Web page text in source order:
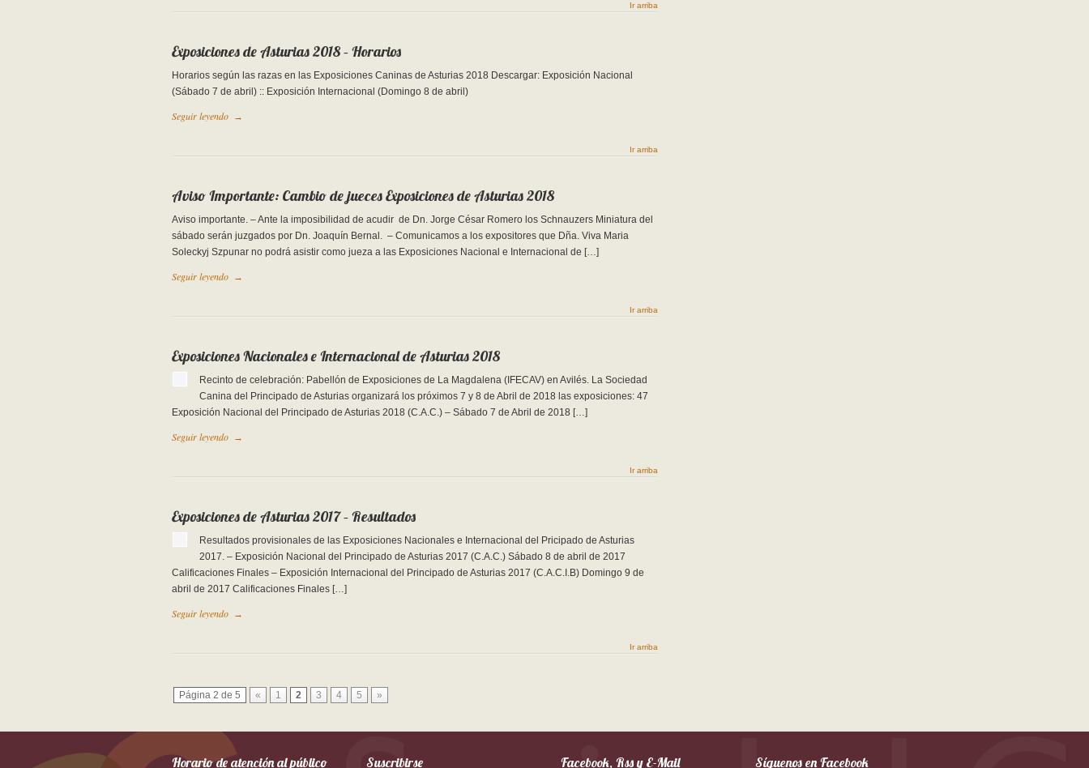
Ir arriba
Exposiciones de Asturias 2018 – Horarios
Horarios según las razas en las Exposiciones Caninas de Asturias 2018 Descargar: Exposición Nacional
(Sábado 7 de abril) :: Exposición Internacional (Domingo 8 de abril)
Seguir leyendo →
Ir arriba
Aviso Importante: Cambio de jueces Exposiciones de Asturias 2018
Aviso importante. – Ante la imposibilidad de acudir de Dn. Jorge César Romero los Schnauzers Miniatura del
sábado serán juzgados por Dn. Joaquín Bernal. – Comunicamos a los expositores que Dña. Viva Maria
Soleckyj Szpunar no podrá asistir como jueza a las Exposiciones Nacional e Internacional de […]
Seguir leyendo →
Ir arriba
Exposiciones Nacionales e Internacional de Asturias 2018
Recinto de celebración: Pabellón de Exposiciones de La Magdalena (IFECAV) en Avilés. La Sociedad
Canina del Principado de Asturias organizará los próximos 7 y 8 de Abril de 2018 las exposiciones: 47
Exposición Nacional del Principado de Asturias 2018 (C.A.C.) – Sábado 7 de Abril de 2018 […]
Seguir leyendo →
Ir arriba
Exposiciones de Asturias 2017 – Resultados
Resultados provisionales de las Exposiciones Nacionales e Internacional del Pricipado de Asturias
2017. – Exposición Nacional del Principado de Asturias 2017 (C.A.C.) Sábado 8 de abril de 2017
Calificaciones Finales – Exposición Internacional del Principado de Asturias 2017 (C.A.C.I.B) Domingo 9 de
abril de 2017 Calificaciones Finales […]
Seguir leyendo →
Ir arriba
Página 2 de 5 « 1 2 3 4 5 »
Horario de atención al público Suscribirse Facebook, Rss y E-Mail Síguenos en Facebook